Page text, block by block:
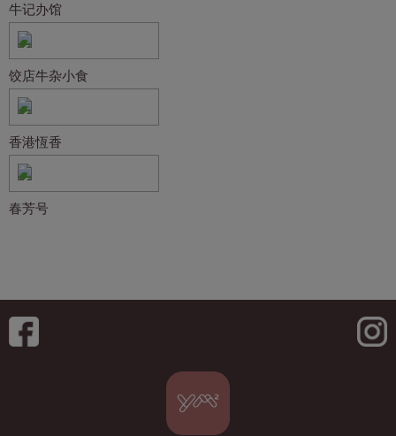
牛记办馆
饺店牛杂小食
香港恆香
春芳号